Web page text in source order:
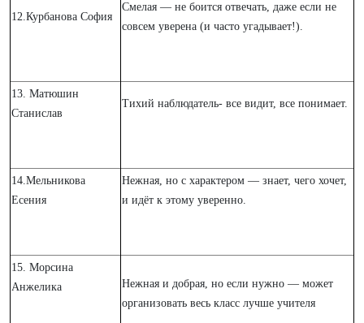
12.Курбанова София
Смелая — не боится отвечать, даже если не
совсем уверена (и часто угадывает!).
13. Матюшин
Станислав
Тихий наблюдатель- все видит, все понимает.
14.Мельникова
Есения
Нежная, но с характером — знает, чего хочет,
и идёт к этому уверенно.
15. Морсина
Анжелика
Нежная и добрая, но если нужно — может
организовать весь класс лучше учителя